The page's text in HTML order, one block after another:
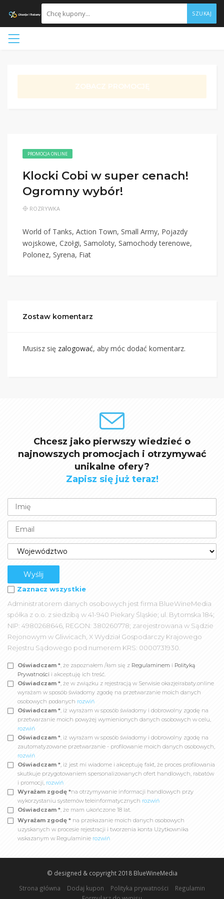
SZUKAJ
ZOBACZ PROMOCJĘ
PROMOCJA ONLINE
Klocki Cobi w super cenach!
Ogromny wybór!
ROZRYWKA
World of Tanks, Action Town, Small Army, Pojazdy
wojskowe, Czołgi, Samoloty, Samochody terenowe,
Polonez, Syrena, Fiat
Zostaw komentarz
Musisz się zalogować, aby móc dodać komentarz.
Chcesz jako pierwszy wiedzieć o
najnowszych promocjach i otrzymywać
unikalne ofery?
Zapisz się już teraz!
Zaznacz wszystkie
Administratorem danych osobowych jest firma BlueWineMedia
spółka z o.o. z siedzibą w 41-940 Piekary Śląskie; ul. Bytomska 184;
NIP: 4980268646, REGON: 380260778; zarejestrowana w Sądzie
Rejonowym w Gliwicach, X Wydział Gospodarczy Krajowego
Rejestru Sądowego pod numerem KRS: 0000731930.
Oświadczam *, że zapoznałem /łam się z Regulaminem i Polityką
Prywatności i akceptuję ich treść.
Oświadczam *, że w związku z rejestracją w Serwisie okazjeirabaty.online
wyrażam w sposób świadomy zgodę na przetwarzanie moich danych
osobowych podanych rozwiń
Oświadczam *, iż wyrażam w sposób świadomy i dobrowolny zgodę na
przetwarzanie moich powyżej wymienionych danych osobowych w celu,
rozwiń
Oświadczam *, iż wyrażam w sposób świadomy i dobrowolny zgodę na
zautomatyzowane przetwarzanie - profilowanie moich danych osobowych,
rozwiń
Oświadczam *, iż jest mi wiadome i akceptuję fakt, że proces profilowania
skutkuje przygotowaniem spersonalizowanych ofert handlowych, rabatów
i promocji, rozwiń
Wyrażam zgodę *na otrzymywanie informacji handlowych przy
wykorzystaniu systemów teleinformatycznych rozwiń
Oświadczam *, że mam ukończone 18 lat.
Wyrażam zgodę * na przekazanie moich danych osobowych
uzyskanych w procesie rejestracji i tworzenia konta Użytkownika
wskazanym w Regulaminie rozwiń
© designed & copyright 2018 BlueWineMedia
Strona główna
Dodaj kupon Polityka prywatności
Regulamin